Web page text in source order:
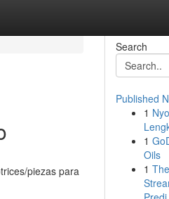
piezas para
Search
Published
1
1
Oils
1